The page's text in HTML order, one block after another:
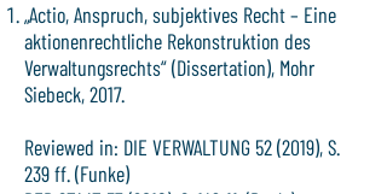
„Actio, Anspruch, subjektives Recht – Eine
aktionenrechtliche Rekonstruktion des
Verwaltungsrechts“ (Dissertation), Mohr
Siebeck, 2017.
Reviewed in: DIE VERWALTUNG 52 (2019), S.
239 ff. (Funke)